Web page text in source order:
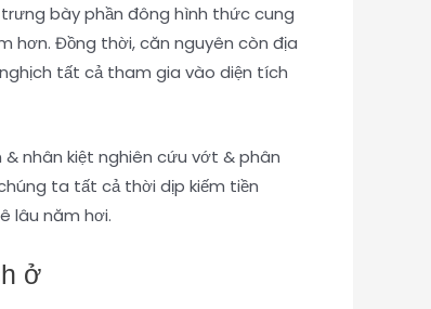
bày phần đông hình thức cung
hơn. Đồng thời, căn nguyên còn địa
tất cả tham gia vào diện tích
nhân kiệt nghiên cứu vớt & phân
ta tất cả thời dịp kiếm tiền
lâu năm hơi.
ở